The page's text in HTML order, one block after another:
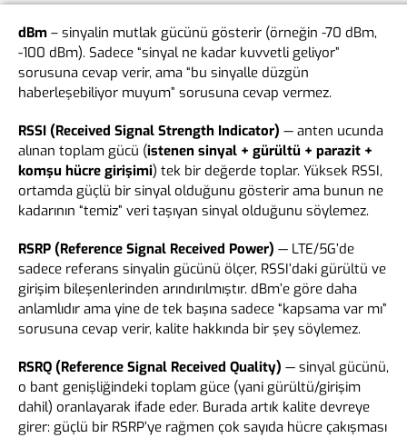
dBm – sinyalin mutlak gücünü gösterir (örneğin -70 dBm,
-100 dBm). Sadece “sinyal ne kadar kuvvetli geliyor”
sorusuna cevap verir, ama “bu sinyalle düzgün
haberleşebiliyor muyum” sorusuna cevap vermez.
RSSI (Received Signal Strength Indicator) — anten ucunda
alınan toplam gücü (istenen sinyal + gürültü + parazit +
komşu hücre girişimi) tek bir değerde toplar. Yüksek RSSI,
ortamda güçlü bir sinyal olduğunu gösterir ama bunun ne
kadarının “temiz” veri taşıyan sinyal olduğunu söylemez.
RSRP (Reference Signal Received Power) — LTE/5G’de
sadece referans sinyalin gücünü ölçer, RSSI’daki gürültü ve
girişim bileşenlerinden arındırılmıştır. dBm’e göre daha
anlamlıdır ama yine de tek başına sadece “kapsama var mı”
sorusuna cevap verir, kalite hakkında bir şey söylemez.
RSRQ (Reference Signal Received Quality) — sinyal gücünü,
o bant genişliğindeki toplam güce (yani gürültü/girişim
dahil) oranlayarak ifade eder. Burada artık kalite devreye
girer: güçlü bir RSRP’ye rağmen çok sayıda hücre çakışması